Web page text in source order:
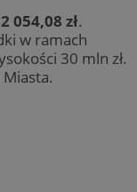
054,08 zł.
w ramach
30 mln zł.